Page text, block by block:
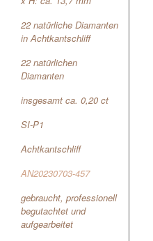
22 natürliche Diamanten
in Achtkantschliff
22 natürlichen
Diamanten
insgesamt ca. 0,20 ct
SI-P1
Achtkantschliff
AN20230703-457
gebraucht, professionell
begutachtet und
aufgearbeitet